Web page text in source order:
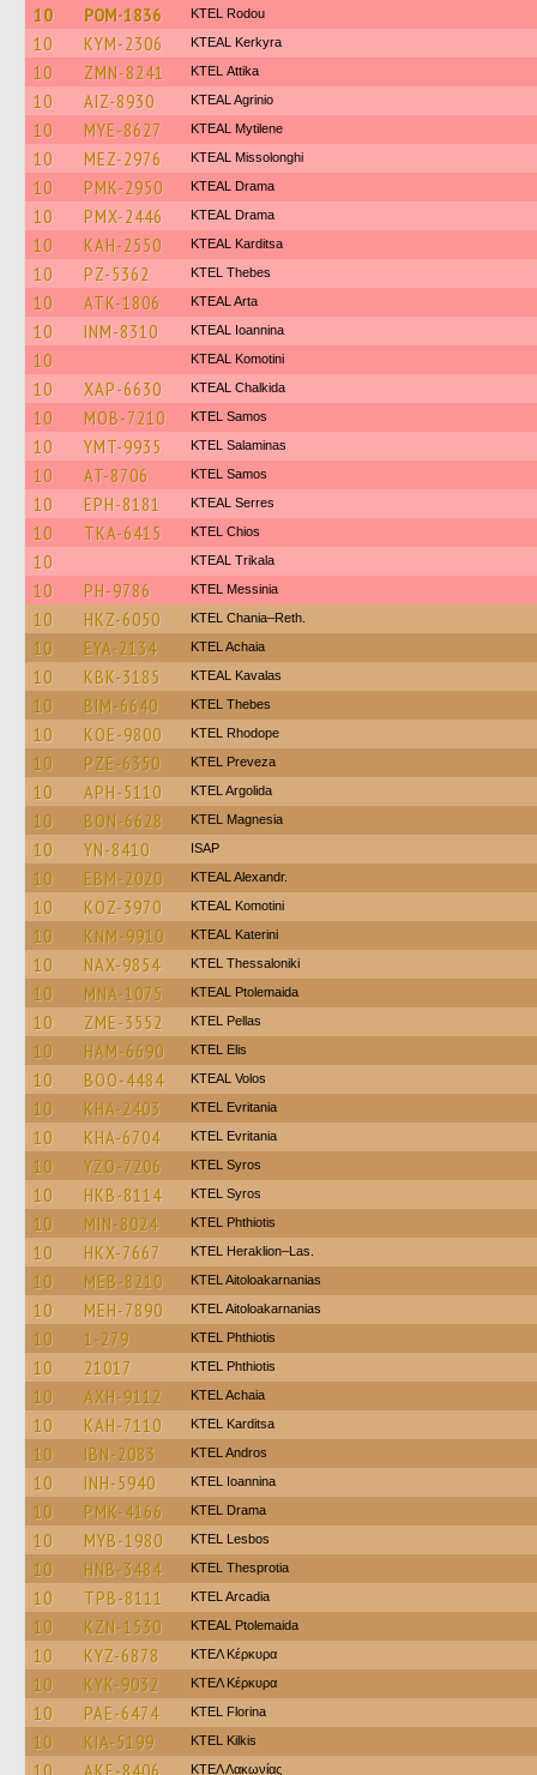
10 POM-1836 ΚΤΕL Rodou
10 KYM-2306 KTEAL Kerkyra
10 ZMN-8241 KΤΕL Αttika
10 AIZ-8930 KTEAL Agrinio
10 MYE-8627 KTEAL Mytilene
10 MEZ-2976 KTEAL Missolonghi
10 PMK-2950 KTEAL Drama
10 PMX-2446 KTEAL Drama
10 KAH-2550 KTEAL Karditsa
10 PZ-5362 KTEL Thebes
10 ATK-1806 KTEAL Arta
10 INM-8310 KTEAL Ioannina
10 KTEAL Komotini
10 XAP-6630 KTEAL Chalkida
10 MOB-7210 KTEL Samos
10 YMT-9935 KTEL Salaminas
10 AT-8706 KTEL Samos
10 EPH-8181 KTEAL Serres
10 TKA-6415 KTEL Chios
10 KTEAL Trikala
10 PH-9786 KTEL Messinia
10 HKZ-6050 KTEL Chania–Reth.
10 EYA-2134 KTEL Achaia
10 KBK-3185 KTEAL Kavalas
10 BIM-6640 KTEL Thebes
10 KOE-9800 KTEL Rhodope
10 PZE-6350 KTEL Preveza
10 APH-5110 KTEL Argolida
10 BON-6628 ΚΤΕL Magnesia
10 YN-8410 ISAP
10 EBM-2020 KTEAL Alexandr.
10 KOZ-3970 KTEAL Komotini
10 KNM-9910 KTEAL Katerini
10 NAX-9854 KTEL Thessaloniki
10 MNA-1075 KTEAL Ptolemaida
10 ZME-3552 KTEL Pellas
10 HAM-6690 KTEL Elis
10 BOO-4484 KTEAL Volos
10 KHA-2403 ΚΤΕL Evritania
10 KHA-6704 ΚΤΕL Evritania
10 YZO-7206 KTEL Syros
10 HKB-8114 KTEL Syros
10 MIN-8024 ΚΤΕL Phthiotis
10 HKX-7667 KTEL Heraklion–Las.
10 MEB-8210 KTEL Aitoloakarnanias
10 MEH-7890 KTEL Aitoloakarnanias
10 1-279 ΚΤΕL Phthiotis
10 21017 ΚΤΕL Phthiotis
10 AXH-9112 KTEL Achaia
10 KAH-7110 ΚΤΕL Karditsa
10 IBN-2083 KTEL Andros
10 INH-5940 KTEL Ioannina
10 PMK-4166 KTEL Drama
10 MYB-1980 KTEL Lesbos
10 HNB-3484 KTEL Thesprotia
10 TPB-8111 KTEL Arcadia
10 KZN-1530 KTEAL Ptolemaida
10 KYZ-6878 ΚΤΕΛ Κέρκυρα
10 KYK-9032 ΚΤΕΛ Κέρκυρα
10 PAE-6474 KTEL Florina
10 KIA-5199 KTEL Kilkis
10 AKE-8406 ΚΤΕΛ Λακωνίας